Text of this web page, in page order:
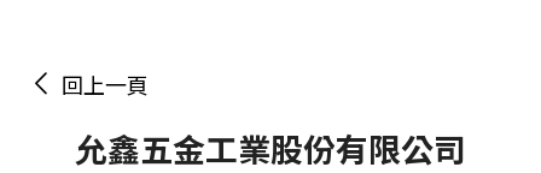
回上一頁
允鑫五金工業股份有限公司